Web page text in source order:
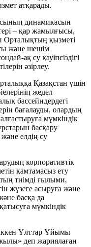
атқарады.
динамикасын
– қар жамылғысы,
Орталықтың қызметі
және шешім
ақ су қауіпсіздігі
әзірлеу.
Қазақстан үшін
жедел
бассейндердегі
бағалауды, олардың
мүмкіндік
басқару
елдің су
корпоративтік
қамтамасыз ету
тиімді ғылыми,
жүзеге асыруға және
басқа да
мүмкіндік
Ұлттар Ұйымы
деп жариялаған